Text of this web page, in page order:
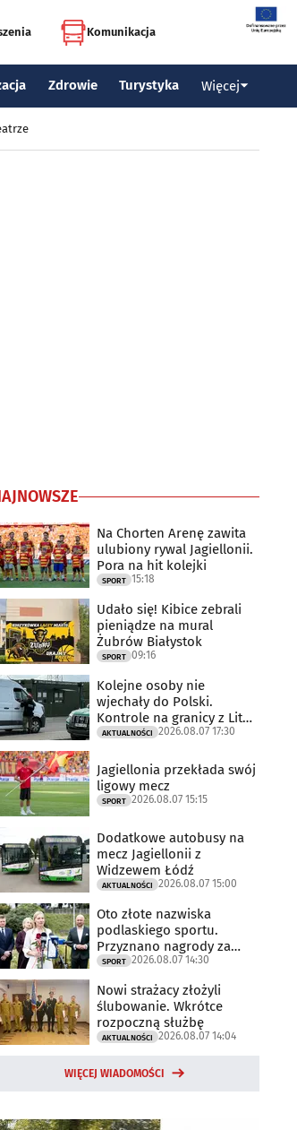
Komunikacja
Zdrowie Turystyka Więcej
Na Chorten Arenę zawita
ulubiony rywal Jagiellonii.
Pora na hit kolejki
SPORT 15:18
Udało się! Kibice zebrali
pieniądze na mural
Żubrów Białystok
SPORT 09:16
Kolejne osoby nie
wjechały do Polski.
Kontrole na granicy z Litwą
trwają
AKTUALNOŚCI 2026.08.07 17:30
Jagiellonia przekłada swój
ligowy mecz
SPORT 2026.08.07 15:15
Dodatkowe autobusy na
mecz Jagiellonii z
Widzewem Łódź
AKTUALNOŚCI 2026.08.07 15:00
Oto złote nazwiska
podlaskiego sportu.
Przyznano nagrody za
2025 rok
SPORT 2026.08.07 14:30
Nowi strażacy złożyli
ślubowanie. Wkrótce
rozpoczną służbę
AKTUALNOŚCI 2026.08.07 14:04
WIĘCEJ WIADOMOŚCI